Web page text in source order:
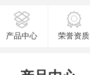
产品中心 荣誉资质